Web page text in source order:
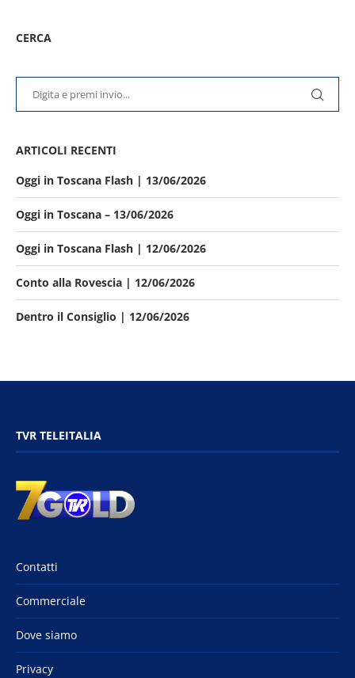
CERCA
ARTICOLI RECENTI
Oggi in Toscana Flash | 13/06/2026
Oggi in Toscana – 13/06/2026
Oggi in Toscana Flash | 12/06/2026
Conto alla Rovescia | 12/06/2026
Dentro il Consiglio | 12/06/2026
TVR TELEITALIA
Contatti
Commerciale
Dove siamo
Privacy